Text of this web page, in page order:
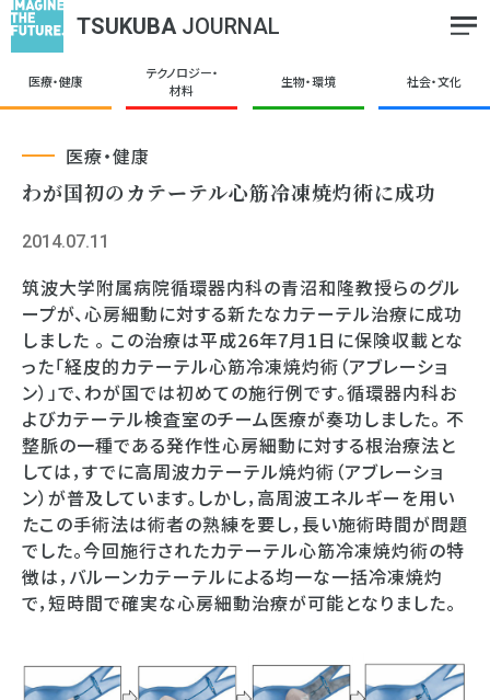
TSUKUBA JOURNAL
医療・健康
テクノロジー・
材料
生物・環境 社会・文化
医療・健康
わが国初のカテーテル心筋冷凍焼灼術に成功
2014.07.11
筑波大学附属病院循環器内科の青沼和隆教授らのグル
ープが、心房細動に対する新たなカテーテル治療に成功
しました 。 この治療は平成26年7月1日に保険収載とな
った「経皮的カテーテル心筋冷凍焼灼術（アブレーショ
ン）」で、わが国では初めての施行例です。循環器内科お
よびカテーテル検査室のチーム医療が奏功しました。 不
整脈の一種である発作性心房細動に対する根治療法と
しては，すでに高周波カテーテル焼灼術（アブレーショ
ン）が普及しています。しかし，高周波エネルギーを用い
たこの手術法は術者の熟練を要し，長い施術時間が問題
でした。今回施行されたカテーテル心筋冷凍焼灼術の特
徴は，バルーンカテーテルによる均一な一括冷凍焼灼
で，短時間で確実な心房細動治療が可能となりました。